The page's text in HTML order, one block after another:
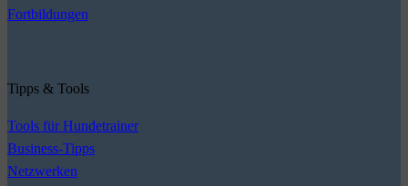
Fortbildungen
Tipps & Tools
Tools für Hundetrainer
Business-Tipps
Netzwerken